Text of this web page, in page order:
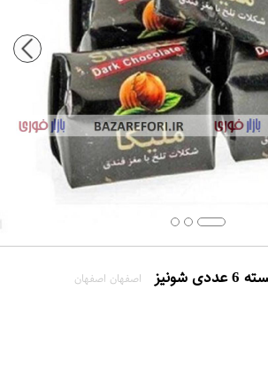
اصفهان اصفهان